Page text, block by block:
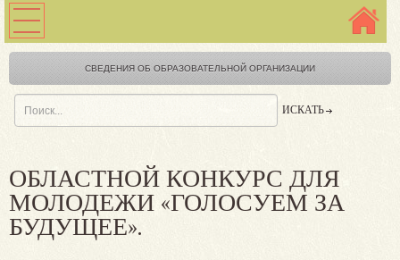
СВЕДЕНИЯ ОБ ОБРАЗОВАТЕЛЬНОЙ ОРГАНИЗАЦИИ
ОБЛАСТНОЙ КОНКУРС ДЛЯ
МОЛОДЕЖИ «ГОЛОСУЕМ ЗА
БУДУЩЕЕ».